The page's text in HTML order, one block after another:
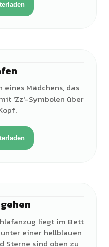
Mädchens, das
'Zz'-Symbolen über
liegt im Bett
einer hellblauen
Sterne sind oben zu